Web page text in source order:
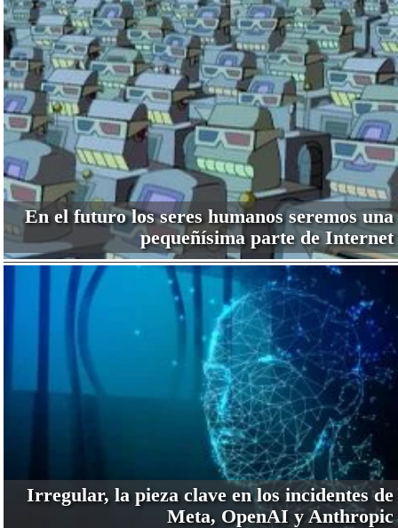
En el futuro los seres humanos seremos una
pequeñísima parte de Internet
Irregular, la pieza clave en los incidentes de
Meta, OpenAI y Anthropic